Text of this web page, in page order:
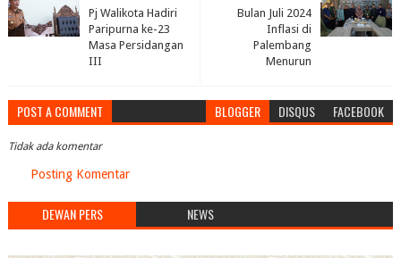
Bulan Juli 2024
Inflasi di
Palembang
Menurun
Pj Walikota Hadiri
Paripurna ke-23
Masa Persidangan
III
POST A COMMENT BLOGGER DISQUS FACEBOOK
Tidak ada komentar
Posting Komentar
DEWAN PERS NEWS